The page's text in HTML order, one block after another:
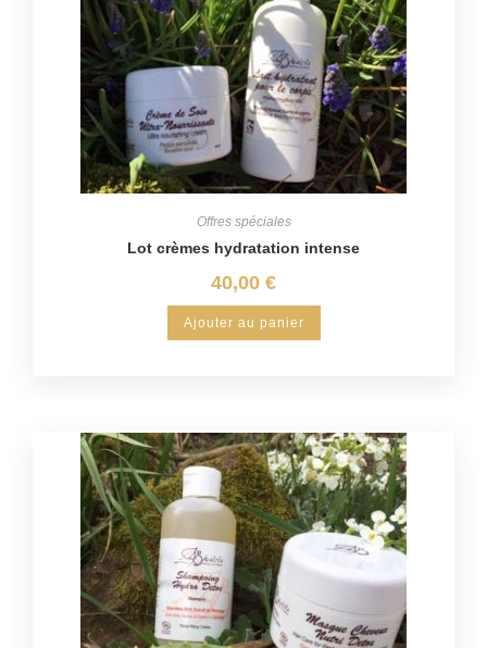
Offres spéciales
Lot crèmes hydratation intense
40,00 €
Ajouter au panier